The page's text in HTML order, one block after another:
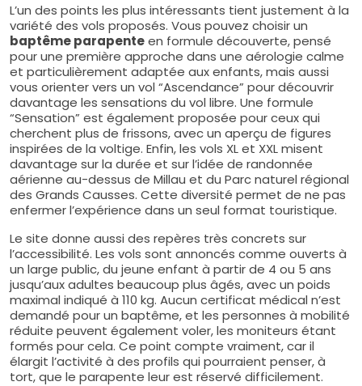
L’un des points les plus intéressants tient justement à la
variété des vols proposés. Vous pouvez choisir un
baptême parapenteen formule découverte, pensé
pour une première approche dans une aérologie calme
et particulièrement adaptée aux enfants, mais aussi
vous orienter vers un vol “Ascendance” pour découvrir
davantage les sensations du vol libre. Une formule
“Sensation” est également proposée pour ceux qui
cherchent plus de frissons, avec un aperçu de figures
inspirées de la voltige. Enfin, les vols XL et XXL misent
davantage sur la durée et sur l’idée de randonnée
aérienne au-dessus de Millau et du Parc naturel régional
des Grands Causses. Cette diversité permet de ne pas
enfermer l’expérience dans un seul format touristique.
Le site donne aussi des repères très concrets sur
l’accessibilité. Les vols sont annoncés comme ouverts à
un large public, du jeune enfant à partir de 4 ou 5 ans
jusqu’aux adultes beaucoup plus âgés, avec un poids
maximal indiqué à 110 kg. Aucun certificat médical n’est
demandé pour un baptême, et les personnes à mobilité
réduite peuvent également voler, les moniteurs étant
formés pour cela. Ce point compte vraiment, car il
élargit l’activité à des profils qui pourraient penser, à
tort, que le parapente leur est réservé difficilement.